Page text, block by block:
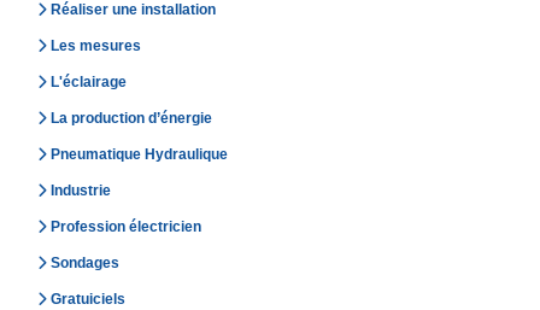
Réaliser une installation
Les mesures
L'éclairage
La production d’énergie
Pneumatique Hydraulique
Industrie
Profession électricien
Sondages
Gratuiciels